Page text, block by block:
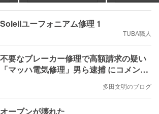
タ ておいた
Soleilユーフォニアム修理 1
TUBA職人
不要なブレーカー修理で高額請求の疑い
「マッハ電気修理」男ら逮捕 にコメント
多田文明のブログ
オーブンが壊れた